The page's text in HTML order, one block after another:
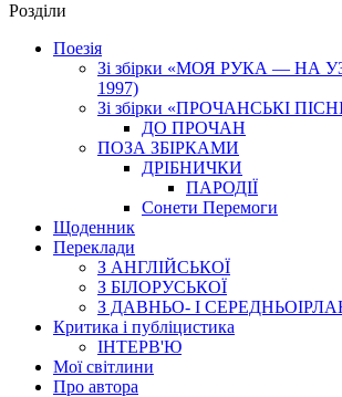
Розділи
Поезія
Зі збірки «МОЯ РУКА — НА
1997)
Зі збірки «ПРОЧАНСЬКІ
ДО ПРОЧАН
ПОЗА ЗБІРКАМИ
ДРІБНИЧКИ
ПАРОДІЇ
Сонети Перемоги
Щоденник
Переклади
З АНГЛІЙСЬКОЇ
З БІЛОРУСЬКОЇ
З ДАВНЬО- І
Критика і публіцистика
ІНТЕРВ'Ю
Мої світлини
Про автора